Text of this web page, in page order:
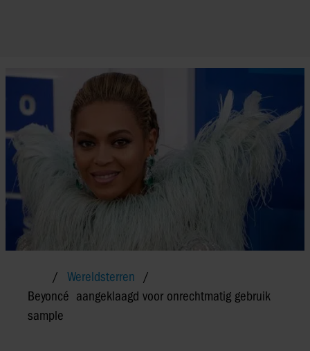
Wereldsterren
Beyoncé aangeklaagd voor onrechtmatig gebruik
sample